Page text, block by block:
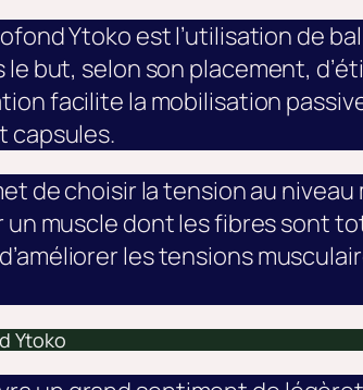
Ytoko est l’utilisation de
but, selon son placement,
facilite la mobilisation
capsules.
de choisir la tension au
muscle dont les fibres sont
les tensions
Ytoko